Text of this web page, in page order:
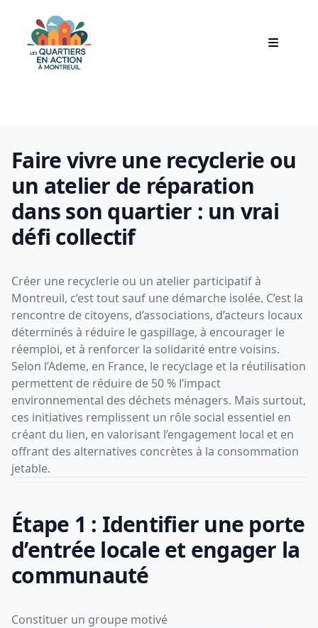
Faire vivre une recyclerie ou
un atelier de réparation
dans son quartier : un vrai
défi collectif
Créer une recyclerie ou un atelier participatif à
Montreuil, c’est tout sauf une démarche isolée. C’est la
rencontre de citoyens, d’associations, d’acteurs locaux
déterminés à réduire le gaspillage, à encourager le
réemploi, et à renforcer la solidarité entre voisins.
Selon l’Ademe, en France, le recyclage et la réutilisation
permettent de réduire de 50 % l’impact
environnemental des déchets ménagers. Mais surtout,
ces initiatives remplissent un rôle social essentiel en
créant du lien, en valorisant l’engagement local et en
offrant des alternatives concrètes à la consommation
jetable.
Étape 1 : Identifier une porte
d’entrée locale et engager la
communauté
Constituer un groupe motivé